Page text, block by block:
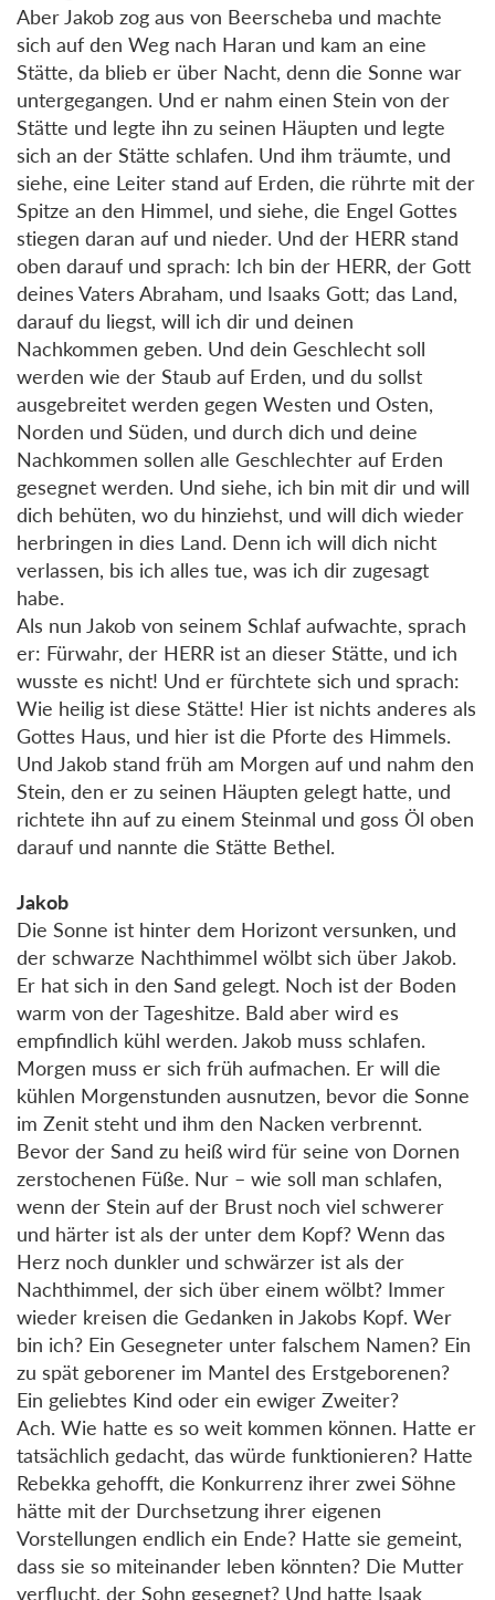
Aber Jakob zog aus von Beerscheba und machte
sich auf den Weg nach Haran und kam an eine
Stätte, da blieb er über Nacht, denn die Sonne war
untergegangen. Und er nahm einen Stein von der
Stätte und legte ihn zu seinen Häupten und legte
sich an der Stätte schlafen. Und ihm träumte, und
siehe, eine Leiter stand auf Erden, die rührte mit der
Spitze an den Himmel, und siehe, die Engel Gottes
stiegen daran auf und nieder. Und der HERR stand
oben darauf und sprach: Ich bin der HERR, der Gott
deines Vaters Abraham, und Isaaks Gott; das Land,
darauf du liegst, will ich dir und deinen
Nachkommen geben. Und dein Geschlecht soll
werden wie der Staub auf Erden, und du sollst
ausgebreitet werden gegen Westen und Osten,
Norden und Süden, und durch dich und deine
Nachkommen sollen alle Geschlechter auf Erden
gesegnet werden. Und siehe, ich bin mit dir und will
dich behüten, wo du hinziehst, und will dich wieder
herbringen in dies Land. Denn ich will dich nicht
verlassen, bis ich alles tue, was ich dir zugesagt
habe.
Als nun Jakob von seinem Schlaf aufwachte, sprach
er: Fürwahr, der HERR ist an dieser Stätte, und ich
wusste es nicht! Und er fürchtete sich und sprach:
Wie heilig ist diese Stätte! Hier ist nichts anderes als
Gottes Haus, und hier ist die Pforte des Himmels.
Und Jakob stand früh am Morgen auf und nahm den
Stein, den er zu seinen Häupten gelegt hatte, und
richtete ihn auf zu einem Steinmal und goss Öl oben
darauf und nannte die Stätte Bethel.
Jakob
Die Sonne ist hinter dem Horizont versunken, und
der schwarze Nachthimmel wölbt sich über Jakob.
Er hat sich in den Sand gelegt. Noch ist der Boden
warm von der Tageshitze. Bald aber wird es
empfindlich kühl werden. Jakob muss schlafen.
Morgen muss er sich früh aufmachen. Er will die
kühlen Morgenstunden ausnutzen, bevor die Sonne
im Zenit steht und ihm den Nacken verbrennt.
Bevor der Sand zu heiß wird für seine von Dornen
zerstochenen Füße. Nur – wie soll man schlafen,
wenn der Stein auf der Brust noch viel schwerer
und härter ist als der unter dem Kopf? Wenn das
Herz noch dunkler und schwärzer ist als der
Nachthimmel, der sich über einem wölbt? Immer
wieder kreisen die Gedanken in Jakobs Kopf. Wer
bin ich? Ein Gesegneter unter falschem Namen? Ein
zu spät geborener im Mantel des Erstgeborenen?
Ein geliebtes Kind oder ein ewiger Zweiter?
Ach. Wie hatte es so weit kommen können. Hatte er
tatsächlich gedacht, das würde funktionieren? Hatte
Rebekka gehofft, die Konkurrenz ihrer zwei Söhne
hätte mit der Durchsetzung ihrer eigenen
Vorstellungen endlich ein Ende? Hatte sie gemeint,
dass sie so miteinander leben könnten? Die Mutter
verflucht, der Sohn gesegnet? Und hatte Isaak